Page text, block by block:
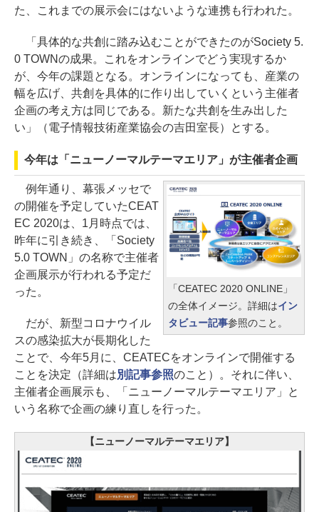
た、これまでの展示会にはないような連携も行われた。
「具体的な共創に踏み込むことができたのがSociety 5.
0 TOWNの成果。これをオンラインでどう実現するか
が、今年の課題となる。オンラインになっても、産業の
幅を広げ、共創を具体的に作り出していくという主催者
企画の考え方は同じである。新たな共創を生み出した
い」（電子情報技術産業協会の吉田室長）とする。
今年は「ニューノーマルテーマエリア」が主催者企画
「CEATEC 2020 ONLINE」
の全体イメージ。詳細はイン
タビュー記事参照のこと。
例年通り、幕張メッセで
の開催を予定していたCEAT
EC 2020は、1月時点では、
昨年に引き続き、「Society
5.0 TOWN」の名称で主催者
企画展示が行われる予定だ
った。
だが、新型コロナウイル
スの感染拡大が長期化した
ことで、今年5月に、CEATECをオンラインで開催する
ことを決定（詳細は別記事参照のこと）。それに伴い、
主催者企画展示も、「ニューノーマルテーマエリア」と
いう名称で企画の練り直しを行った。
【ニューノーマルテーマエリア】